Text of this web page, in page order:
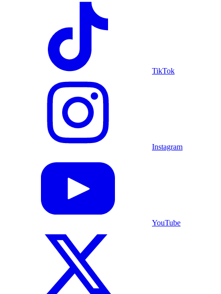
TikTok
Instagram
YouTube